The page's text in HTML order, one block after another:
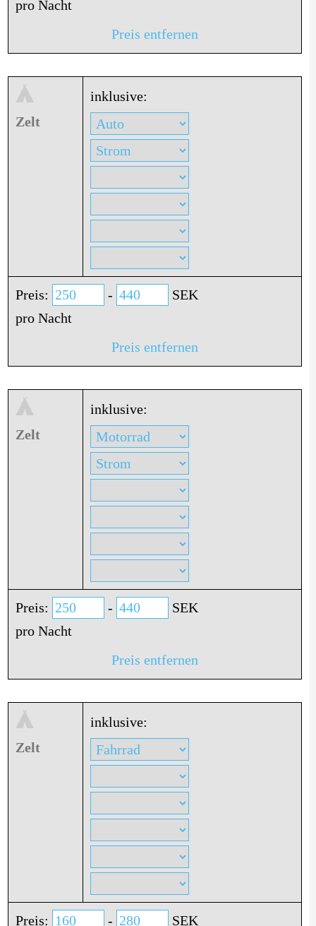
pro Nacht
Preis entfernen
Zelt
inklusive:
Preis: -
SEK
pro Nacht
Preis entfernen
Zelt
inklusive:
Preis: -
SEK
pro Nacht
Preis entfernen
Zelt
inklusive:
Preis: -
SEK